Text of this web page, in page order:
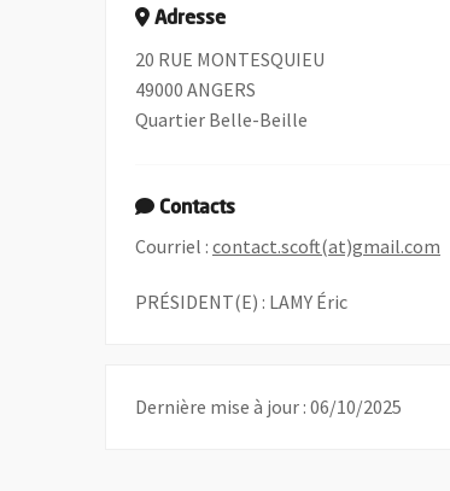
Adresse
20 RUE MONTESQUIEU
49000 ANGERS
Quartier Belle-Beille
Contacts
Courriel :contact.scoft(at)gmail.com
PRÉSIDENT(E) : LAMY Éric
Dernière mise à jour : 06/10/2025